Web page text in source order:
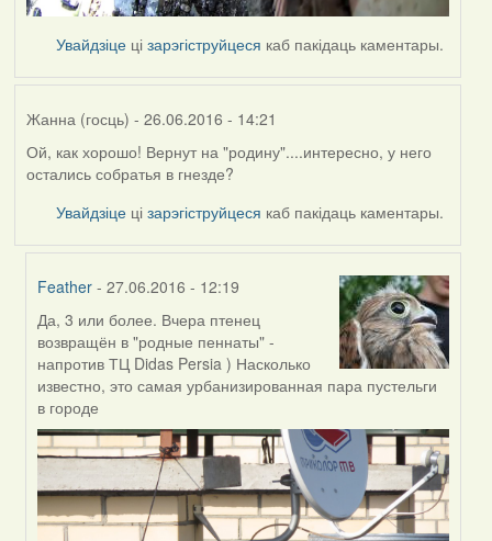
Увайдзіце цізарэгіструйцеся каб пакідаць каментары.
Жанна (госць) - 26.06.2016 - 14:21
Ой, как хорошо! Вернут на "родину"....интересно, у него
остались собратья в гнезде?
Увайдзіце цізарэгіструйцеся каб пакідаць каментары.
Feather - 27.06.2016 - 12:19
In
reply
to
by
Жанна
(госць)
Да, 3 или более. Вчера птенец
возвращён в "родные пеннаты" -
напротив ТЦ Didas Persia ) Насколько
известно, это самая урбанизированная пара пустельги
в городе